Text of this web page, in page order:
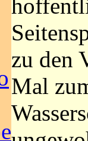
zu den
Mal